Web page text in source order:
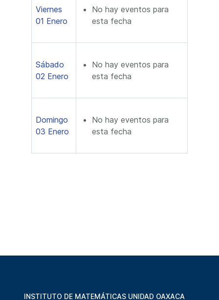
Viernes
01 Enero
No hay eventos para
esta fecha
Sábado
02 Enero
No hay eventos para
esta fecha
Domingo
03 Enero
No hay eventos para
esta fecha
INSTITUTO DE MATEMÁTICAS UNIDAD OAXACA